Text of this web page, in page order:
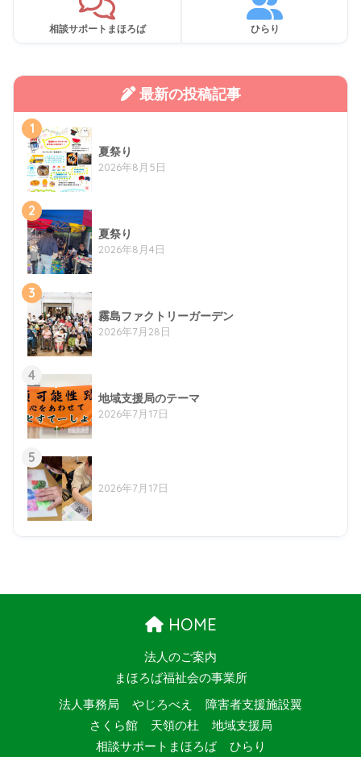
相談サポートまほろば ひらり
最新の投稿記事
1
夏祭り
2026年8月5日
2
夏祭り
2026年8月4日
3
霧島ファクトリーガーデン
2026年7月28日
4
地域支援局のテーマ
2026年7月17日
5
2026年7月17日
HOME
法人のご案内
まほろば福祉会の事業所
法人事務局 やじろべえ
障害者支援施設翼
さくら館
天領の杜
地域支援局
相談サポートまほろば
ひらり